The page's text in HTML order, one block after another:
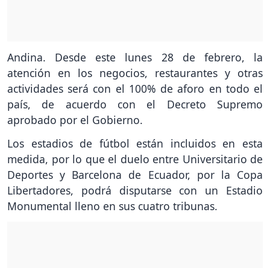
Andina. Desde este lunes 28 de febrero, la
atención en los negocios, restaurantes y otras
actividades será con el 100% de aforo en todo el
país, de acuerdo con el Decreto Supremo
aprobado por el Gobierno.
Los estadios de fútbol están incluidos en esta
medida, por lo que el duelo entre Universitario de
Deportes y Barcelona de Ecuador, por la Copa
Libertadores, podrá disputarse con un Estadio
Monumental lleno en sus cuatro tribunas.